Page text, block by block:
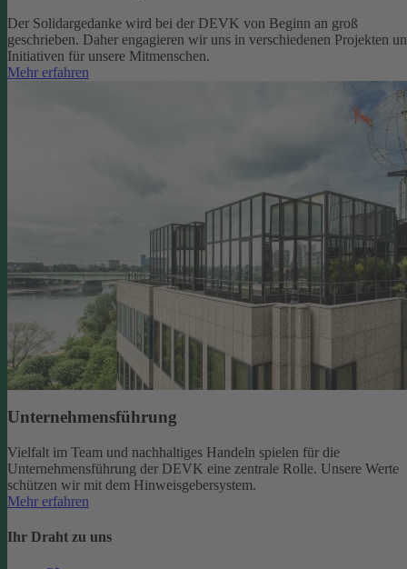
Der Solidargedanke wird bei der DEVK von Beginn an groß
geschrieben. Daher engagieren wir uns in verschiedenen Projekten
Initiativen für unsere Mitmenschen.
Mehr erfahren
Unternehmensführung
Vielfalt im Team und nachhaltiges Handeln spielen für die
Unternehmensführung der DEVK eine zentrale Rolle. Unsere Werte
schützen wir mit dem Hinweisgebersystem.
Mehr erfahren
Ihr Draht zu uns